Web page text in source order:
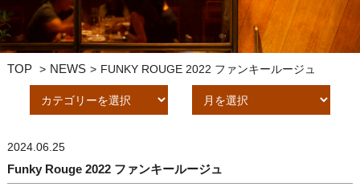
TOP NEWS FUNKY ROUGE 2022 ファンキールージュ
2024.06.25
Funky Rouge 2022 ファンキールージュ